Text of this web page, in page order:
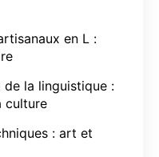
en L :
la linguistique :
culture
: art et